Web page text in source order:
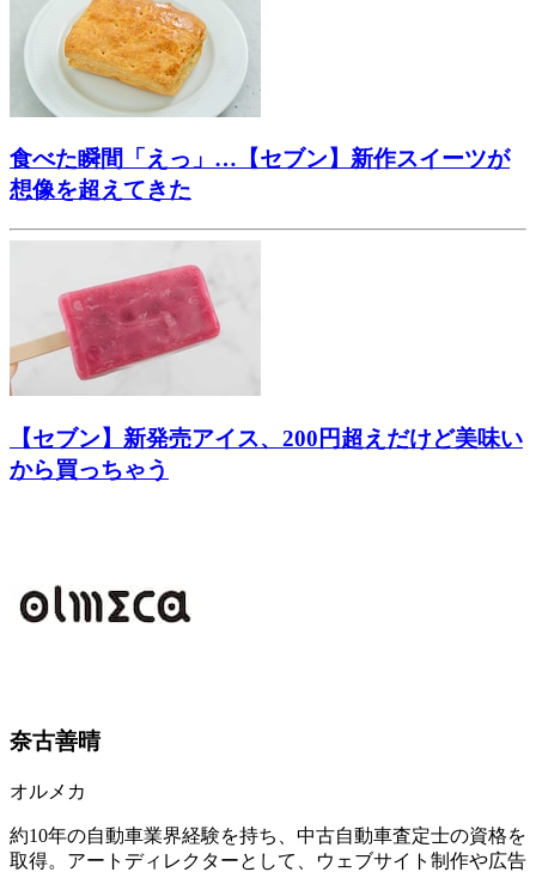
食べた瞬間「えっ」…【セブン】新作スイーツが
想像を超えてきた
【セブン】新発売アイス、200円超えだけど美味い
から買っちゃう
奈古善晴
オルメカ
約10年の自動車業界経験を持ち、中古自動車査定士の資格を
取得。アートディレクターとして、ウェブサイト制作や広告